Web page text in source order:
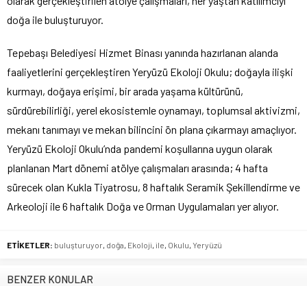
doğa ile buluşturuyor.
Tepebaşı Belediyesi Hizmet Binası yanında hazırlanan alanda
faaliyetlerini gerçekleştiren Yeryüzü Ekoloji Okulu; doğayla ilişki
kurmayı, doğaya erişimi, bir arada yaşama kültürünü,
sürdürebilirliği, yerel ekosistemle oynamayı, toplumsal aktivizmi,
mekanı tanımayı ve mekan bilincini ön plana çıkarmayı amaçlıyor.
Yeryüzü Ekoloji Okulu’nda pandemi koşullarına uygun olarak
planlanan Mart dönemi atölye çalışmaları arasında; 4 hafta
sürecek olan Kukla Tiyatrosu, 8 haftalık Seramik Şekillendirme ve
Arkeoloji ile 6 haftalık Doğa ve Orman Uygulamaları yer alıyor.
ETİKETLER: buluşturuyor doğa Ekoloji ile Okulu Yeryüzü
BENZER KONULAR